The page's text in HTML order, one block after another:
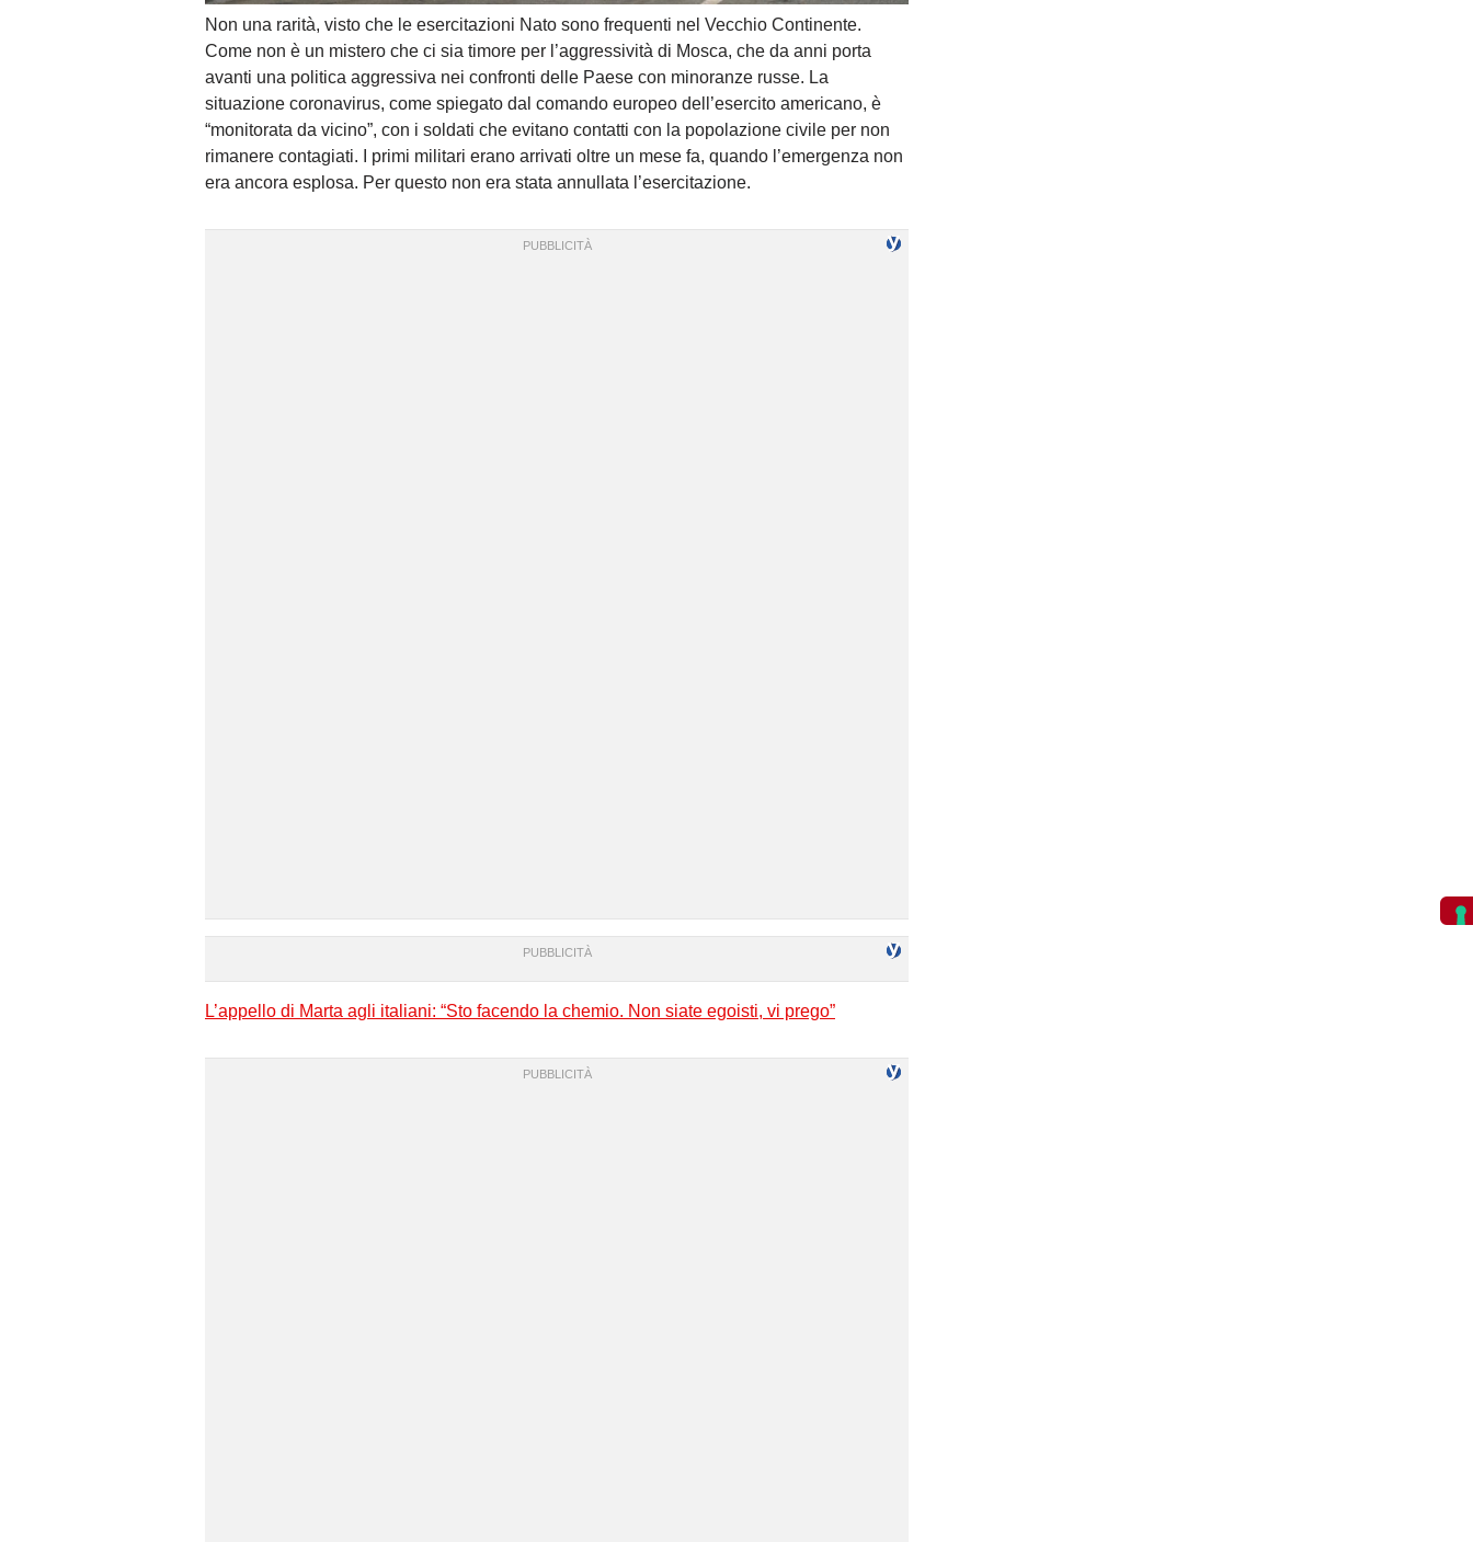
Non una rarità, visto che le esercitazioni Nato sono frequenti nel Vecchio Continente.
Come non è un mistero che ci sia timore per l’aggressività di Mosca, che da anni porta
avanti una politica aggressiva nei confronti delle Paese con minoranze russe. La
situazione coronavirus, come spiegato dal comando europeo dell’esercito americano, è
“monitorata da vicino”, con i soldati che evitano contatti con la popolazione civile per non
rimanere contagiati. I primi militari erano arrivati oltre un mese fa, quando l’emergenza non
era ancora esplosa. Per questo non era stata annullata l’esercitazione.
L’appello di Marta agli italiani: “Sto facendo la chemio. Non siate egoisti, vi prego”